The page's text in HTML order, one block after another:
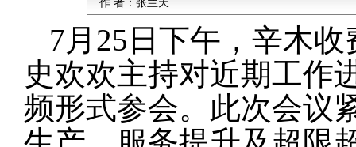
7月25日下午，辛木
史欢欢主持对近期工作
频形式参会。此次会议